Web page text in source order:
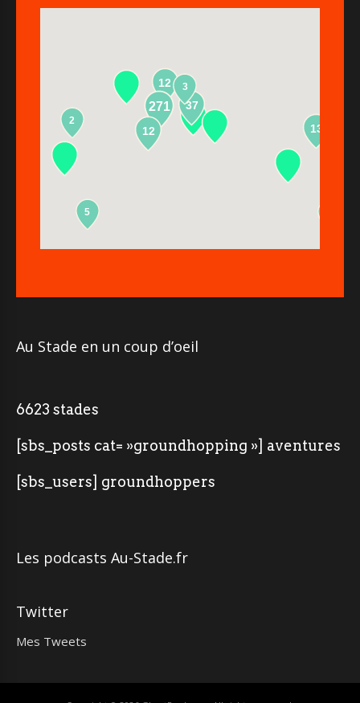
12
271
13
37
2
5
12
3
Au Stade en un coup d’oeil
6623 stades
[sbs_posts cat= »groundhopping »] aventures
[sbs_users] groundhoppers
Les podcasts Au-Stade.fr
Twitter
Mes Tweets